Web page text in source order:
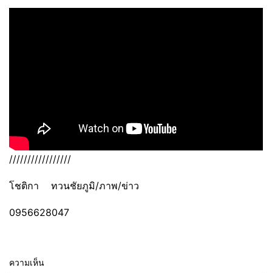
/////////////////
โชติกา ทวนชัยภูมิ/ภาพ/ข่าว
0956628047
ความเห็น